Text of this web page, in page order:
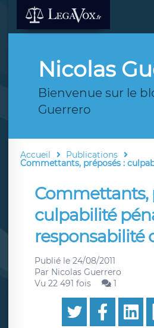
Nicolas
Bienvenue sur le
Guerrero
Accueil Publications
Commettants, préposés :
Commettants,
culpabilité
responsabilité
Publié le 24/08/2011
Par Nicolas Guerrero
Vu 22 491 fois
1